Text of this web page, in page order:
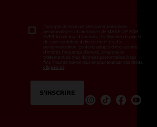
J'accepte de recevoir des communications
personnalisées et exclusives de MAKE UP FOR
EVER Academy et j'autorise l'utilisation de pixels
de suivi contribuant directement à cette
personnalisation (contenu adapté à mes centres
d'intérêt, fréquence d'envoi), ainsi que le
traitement de mes données personnelles à ces
fins. Pour en savoir plus et pour exercer vos droits,
cliquez ici
S’INSCRIRE